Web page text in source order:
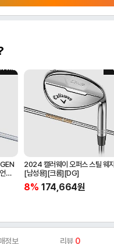
2024 캘러웨이 오퍼스 스틸 웨지
[남성용][크롬][DG]
8% 174,664원
정보 리뷰 0